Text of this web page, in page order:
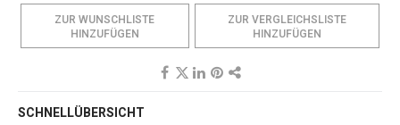
ZUR WUNSCHLISTE
HINZUFÜGEN
ZUR VERGLEICHSLISTE
HINZUFÜGEN
SCHNELLÜBERSICHT